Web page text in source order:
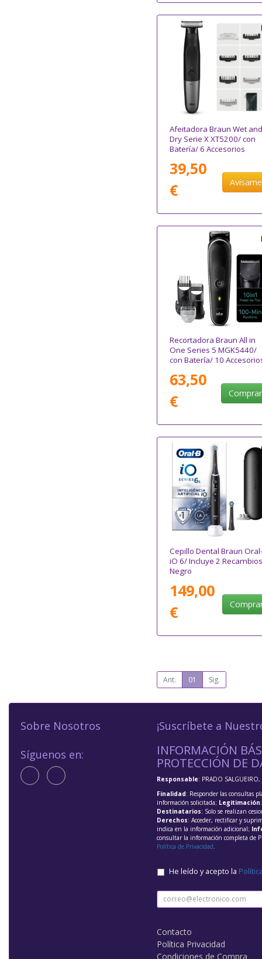
Afeitadora Braun Wet and
Dry Serie X XT5200/ con
Batería/ 6 Accesorios
39,50
€
Avísame
Recortadora Braun All in
One Series 5 MGK5440/
con Batería/ 10
63,50
€
Comprar
Cepillo Dental Braun
iO 6/ Incluye 2
Negro
149,00
€
Ant. 01 Sig.
Sobre Nosotros
Síguenos en:
¡Suscríbete a
INFORMACIÓN
PROTECCIÓN DE
Responsable: PRADO SALGUEIRO,
Finalidad: Responder las consultas
información solicitada; Legitimación
Destinatarios: Solo se realizan
Derechos: Acceder, rectificar y
indica en la información adicional;
consultar la información completa de
Política de Privacidad
He leído y acepto la
Contacto
Política Privacidad
Condiciones de Compra